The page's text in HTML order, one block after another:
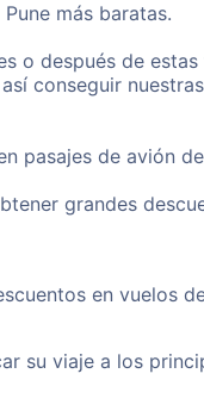
más baratas.
o después de estas
conseguir
pasajes de avión
grandes
en vuelos
su viaje a los